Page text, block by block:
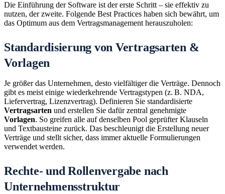
Die Einführung der Software ist der erste Schritt – sie effektiv zu
nutzen, der zweite. Folgende Best Practices haben sich bewährt, um
das Optimum aus dem Vertragsmanagement herauszuholen:
Standardisierung von Vertragsarten &
Vorlagen
Je größer das Unternehmen, desto vielfältiger die Verträge. Dennoch
gibt es meist einige wiederkehrende Vertragstypen (z. B. NDA,
Liefervertrag, Lizenzvertrag). Definieren Sie standardisierte
Vertragsarten und erstellen Sie dafür zentral genehmigte
Vorlagen. So greifen alle auf denselben Pool geprüfter Klauseln
und Textbausteine zurück. Das beschleunigt die Erstellung neuer
Verträge und stellt sicher, dass immer aktuelle Formulierungen
verwendet werden.
Rechte- und Rollenvergabe nach
Unternehmensstruktur